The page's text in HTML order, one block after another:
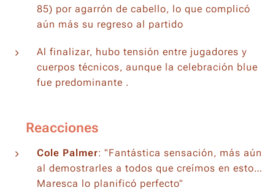
85) por agarrón de cabello, lo que complicó
aún más su regreso al partido
Al finalizar, hubo tensión entre jugadores y
cuerpos técnicos, aunque la celebración blue
fue predominante .
📣 Reacciones
Cole Palmer: "Fantástica sensación, más aún
al demostrarles a todos que creímos en esto…
Maresca lo planificó perfecto"